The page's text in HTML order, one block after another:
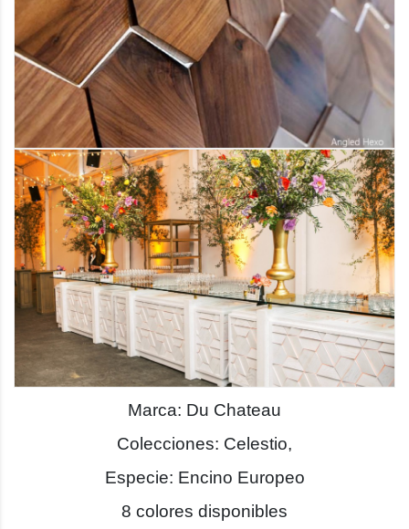
Marca: Du Chateau
Colecciones: Celestio,
Especie: Encino Europeo
8 colores disponibles